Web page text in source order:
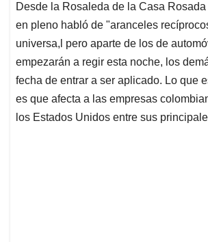
Desde la Rosaleda de la Casa
en pleno habló de "aranceles
universa,l pero aparte de los de
empezarán a regir esta noche, los
fecha de entrar a ser aplicado. Lo que
es que afecta a las empresas
los Estados Unidos entre sus